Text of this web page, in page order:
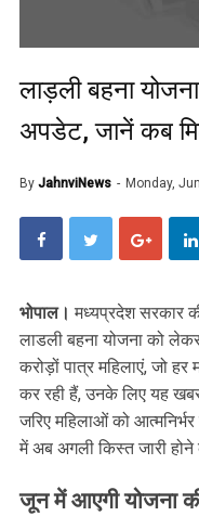
लाड़ली बहना
अपडेट, जानें कब
By JahnviNews Monday,
भोपाल। मध्यप्रदेश सरकार
लाडली बहना योजना को
करोड़ों पात्र महिलाएं, जो
कर रही हैं, उनके लिए यह
जरिए महिलाओं को
में अब अगली किस्त जारी होने
जून में आएगी योजना